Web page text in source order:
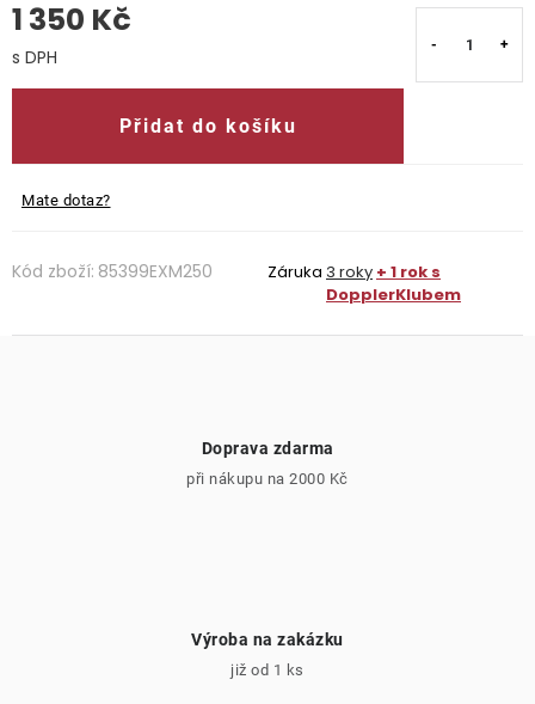
1 350 Kč
Přidat do košíku
Mate dotaz?
Kód zboží: 85399EXM250 Záruka 3 roky + 1 rok s
DopplerKlubem
Doprava zdarma
při nákupu na 2000 Kč
Výroba na zakázku
již od 1 ks